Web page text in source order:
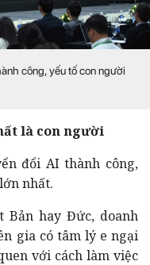
công, yếu tố con người
là con người
đổi AI thành công,
nhất.
hay Đức, doanh
gia có tâm lý e ngại
với cách làm việc